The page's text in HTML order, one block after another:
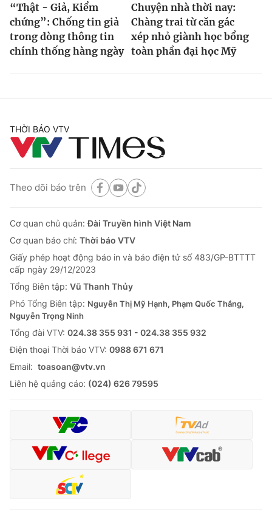
“Thật - Giả, Kiểm
chứng”: Chống tin giả
trong dòng thông tin
chính thống hàng ngày
Chuyện nhà thời nay:
Chàng trai từ căn gác
xép nhỏ giành học bổng
toàn phần đại học Mỹ
THỜI BÁO VTV
Theo dõi báo trên
Cơ quan chủ quản:Đài Truyền hình Việt Nam
Cơ quan báo chí: Thời báo VTV
Giấy phép hoạt động báo in và báo điện tử số 483/GP-BTTTT
cấp ngày 29/12/2023
Tổng Biên tập: Vũ Thanh Thủy
Phó Tổng Biên tập: Nguyễn Thị Mỹ Hạnh, Phạm Quốc Thắng,
Nguyễn Trọng Ninh
Tổng đài VTV: 024.38 355 931 - 024.38 355 932
Ðiện thoại Thời báo VTV: 0988 671 671
Email: toasoan@vtv.vn
Liên hệ quảng cáo: (024) 626 79595